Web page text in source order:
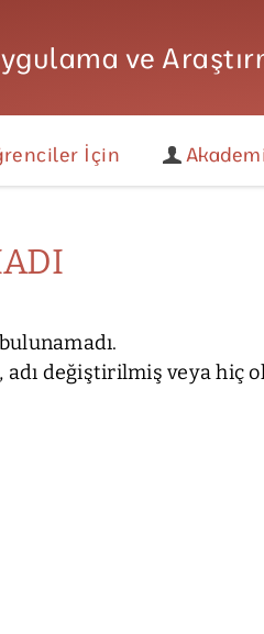
ve
İçin
adı değiştirilmiş veya hiç